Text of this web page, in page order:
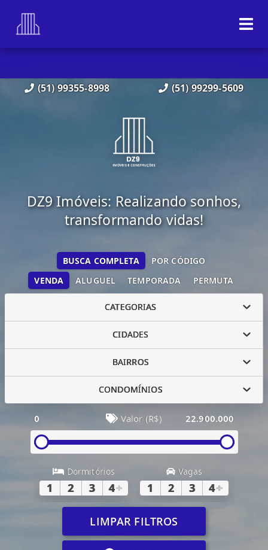
(51) 99355-8998 (51) 99299-5609
DZ9 Imóveis: Realizando sonhos,
transformando vidas!
VENDA ALUGUEL TEMPORADA PERMUTA
BUSCA COMPLETA POR CÓDIGO
CATEGORIAS
CIDADES
BAIRROS
CONDOMÍNIOS
0 Valor (R$) 22.900.000
Dormitórios
1 2 3 4+
Vagas
1 2 3 4+
LIMPAR FILTROS